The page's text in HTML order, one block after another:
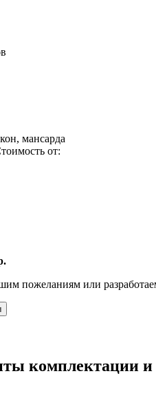
мансарда
от:
пожеланиям или
комплектации